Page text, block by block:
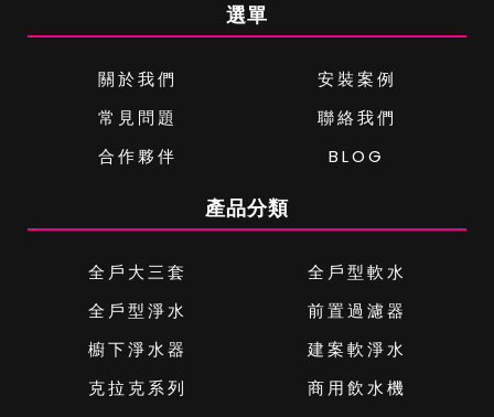
選單
關於我們
安裝案例
常見問題
聯絡我們
合作夥伴
BLOG
產品分類
全戶大三套
全戶型軟水
全戶型淨水
前置過濾器
櫥下淨水器
建案軟淨水
克拉克系列
商用飲水機